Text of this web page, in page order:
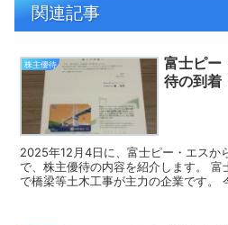
関連記事
株主優待
富士ピ
待の到着
2025年12月4日に、富士ピー・エスか
で、株主優待の内容を紹介します。 富
で橋梁等土木工事が主力の企業です。